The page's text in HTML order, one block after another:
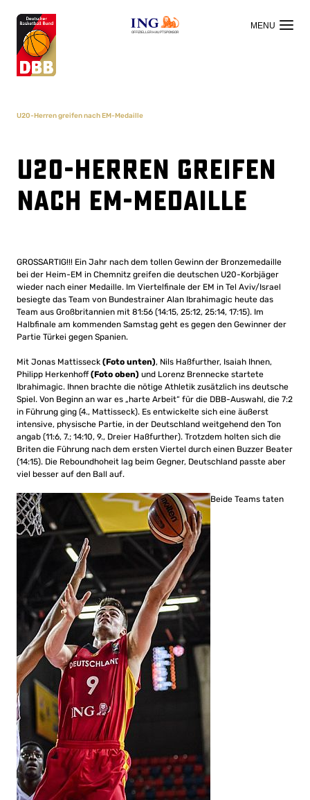
OFFIZIELLER HAUPTSPONSOR
U20-Herren greifen nach EM-Medaille
U20-Herren greifen
nach EM-Medaille
GROSSARTIG!!! Ein Jahr nach dem tollen Gewinn der Bronzemedaille
bei der Heim-EM in Chemnitz greifen die deutschen U20-Korbjäger
wieder nach einer Medaille. Im Viertelfinale der EM in Tel Aviv/Israel
besiegte das Team von Bundestrainer Alan Ibrahimagic heute das
Team aus Großbritannien mit 81:56 (14:15, 25:12, 25:14, 17:15). Im
Halbfinale am kommenden Samstag geht es gegen den Gewinner der
Partie Türkei gegen Spanien.
Mit Jonas Mattisseck (Foto unten), Nils Haßfurther, Isaiah Ihnen,
Philipp Herkenhoff(Foto oben) und Lorenz Brennecke startete
Ibrahimagic. Ihnen brachte die nötige Athletik zusätzlich ins deutsche
Spiel. Von Beginn an war es „harte Arbeit“ für die DBB-Auswahl, die 7:2
in Führung ging (4., Mattisseck). Es entwickelte sich eine äußerst
intensive, physische Partie, in der Deutschland weitgehend den Ton
angab (11:6, 7.; 14:10, 9., Dreier Haßfurther). Trotzdem holten sich die
Briten die Führung nach dem ersten Viertel durch einen Buzzer Beater
(14:15). Die Reboundhoheit lag beim Gegner, Deutschland passte aber
viel besser auf den Ball auf.
Beide Teams taten